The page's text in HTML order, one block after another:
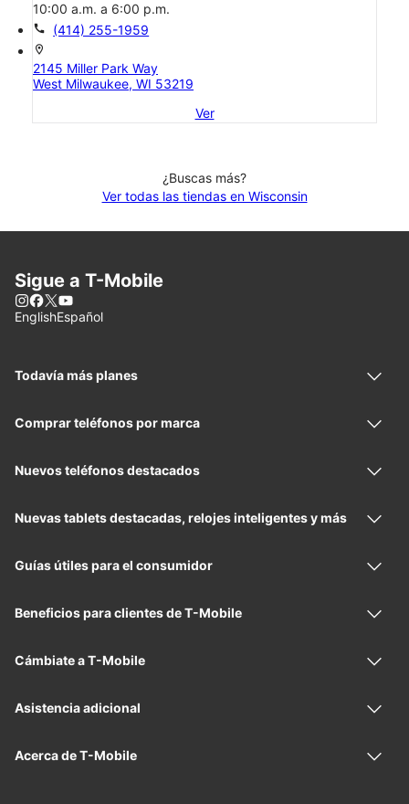
10:00 a.m. a 6:00 p.m.
call (414) 255-1959
location_on
2145 Miller Park Way
West Milwaukee, WI 53219
Ver
¿Buscas más?
Ver todas las tiendas en Wisconsin